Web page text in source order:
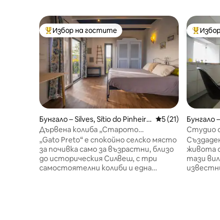
Най-популярен избор на гостите
Избор на гостите
Бунгало – Silves, Sítio do Pinheiro
e Garrado
Средна оценка:
5 (21)
Дървена колиба „Старото
Португалия“·Романтично
убежище·Само за възрастни
„Gato Preto“ е спокойно селско място
за почивка само за възрастни, близо
до историческия Силвеш, с три
самостоятелни колиби и една
Най-
Бунгало
entejo
Студио
Каунти,
живота
тази